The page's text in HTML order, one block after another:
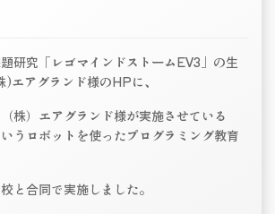
研究「レゴマインドストームEV3」の生
エアグランド様のHPに、
株）エアグランド様が実施させている
いうロボットを使ったプログラミング教育
と合同で実施しました。